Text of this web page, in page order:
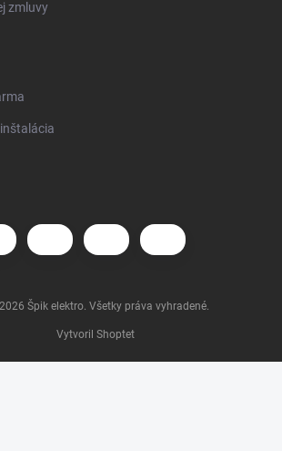
zmluvy
Vytvoril Shoptet
Špik elektro. Všetky práva vyhradené.